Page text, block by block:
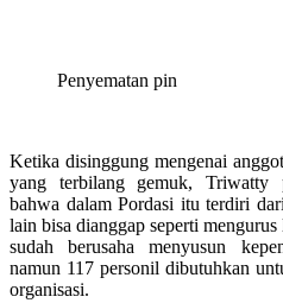
Penyematan pin
Ketika disinggung mengenai
yang terbilang gemuk, Triwatty
bahwa dalam Pordasi itu terdiri
lain bisa dianggap seperti
sudah berusaha menyusun
namun 117 personil dibutuhkan
organisasi.